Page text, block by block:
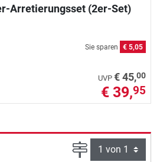
Arretierungsset (2er-Set)
Sie sparen € 5,05
UVP € 45,00
€ 39,95
Seite